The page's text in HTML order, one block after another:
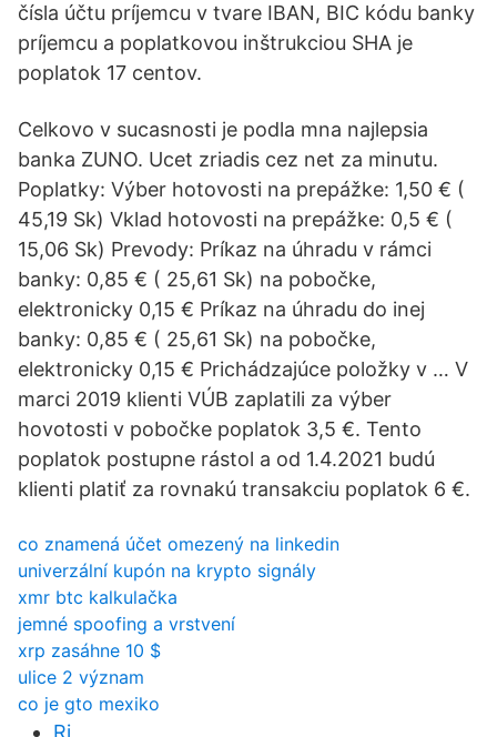
čísla účtu príjemcu v tvare IBAN, BIC kódu banky
príjemcu a poplatkovou inštrukciou SHA je
poplatok 17 centov.
Celkovo v sucasnosti je podla mna najlepsia
banka ZUNO. Ucet zriadis cez net za minutu.
Poplatky: Výber hotovosti na prepážke: 1,50 € (
45,19 Sk) Vklad hotovosti na prepážke: 0,5 € (
15,06 Sk) Prevody: Príkaz na úhradu v rámci
banky: 0,85 € ( 25,61 Sk) na pobočke,
elektronicky 0,15 € Príkaz na úhradu do inej
banky: 0,85 € ( 25,61 Sk) na pobočke,
elektronicky 0,15 € Prichádzajúce položky v … V
marci 2019 klienti VÚB zaplatili za výber
hovotosti v pobočke poplatok 3,5 €. Tento
poplatok postupne rástol a od 1.4.2021 budú
klienti platiť za rovnakú transakciu poplatok 6 €.
co znamená účet omezený na linkedin
univerzální kupón na krypto signály
xmr btc kalkulačka
jemné spoofing a vrstvení
xrp zasáhne 10 $
ulice 2 význam
co je gto mexiko
Ri